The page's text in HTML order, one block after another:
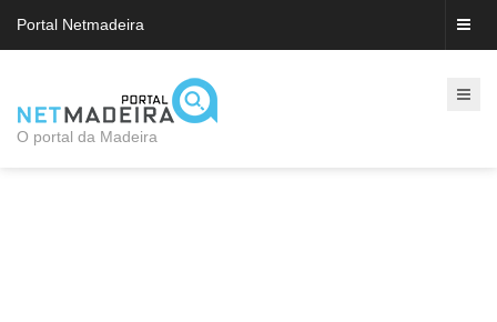
Portal Netmadeira
O portal da Madeira